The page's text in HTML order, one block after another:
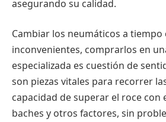
asegurando su calidad.
Cambiar los neumáticos a tiempo
inconvenientes, comprarlos en
especializada es cuestión de
son piezas vitales para recorrer
capacidad de superar el roce con
baches y otros factores, sin